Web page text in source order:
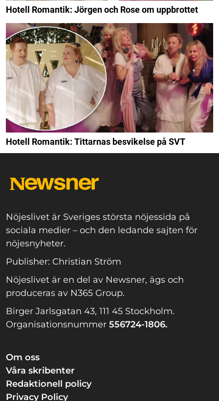
Hotell Romantik: Jörgen och Rose om uppbrottet
Hotell Romantik: Tittarnas besvikelse på SVT
Nöjeslivet är Sveriges största nöjessida på
sociala medier – och den ledande sajten för
nöjesnyheter.
Publisher: Christian Ström
Nöjeslivet är en del av Newsner, ägs och
produceras av N365 Group.
Birger Jarlsgatan 43, 111 45 Stockholm.
Organisationsnummer 556724-1806.
Om oss
Våra skribenter
Redaktionell policy
Privacy Policy